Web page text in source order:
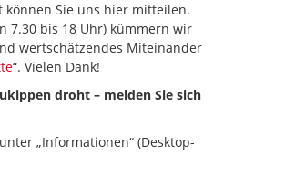
Sie uns hier mitteilen.
7.30 bis 18 Uhr) kümmern wir
wertschätzendes Miteinander
“. Vielen Dank!
droht – melden Sie sich
„Informationen“ (Desktop-